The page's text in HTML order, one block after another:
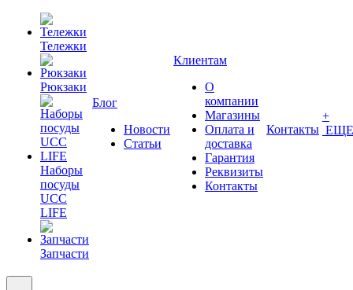
Тележки
Рюкзаки
Наборы
посуды
UCC
LIFE
Запчасти
Блог
Новости
Статьи
Клиентам
О
компании
Магазины
Оплата и
доставка
Гарантия
Реквизиты
Контакты
Контакты
+
ЕЩЕ